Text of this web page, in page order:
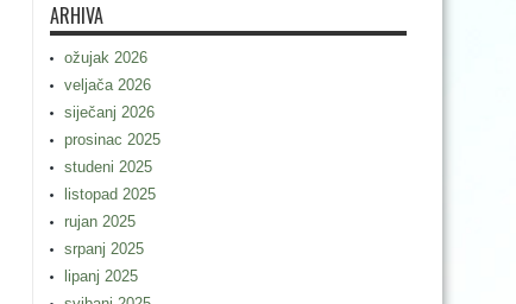
ARHIVA
ožujak 2026
veljača 2026
siječanj 2026
prosinac 2025
studeni 2025
listopad 2025
rujan 2025
srpanj 2025
lipanj 2025